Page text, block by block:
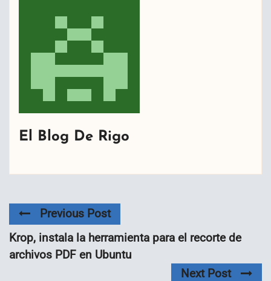
El Blog De Rigo
Previous Post
Krop, instala la herramienta para el recorte de
archivos PDF en Ubuntu
Next Post